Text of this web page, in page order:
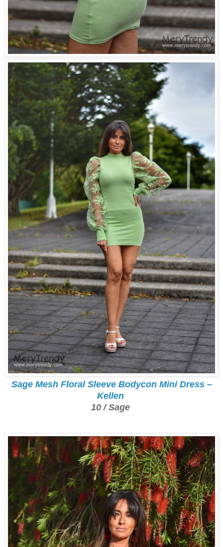
Sage Mesh Floral Sleeve Bodycon Mini Dress –
Kellen
10 / Sage